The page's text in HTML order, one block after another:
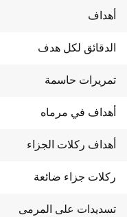
أهداف
الدقائق لكل هدف
تمريرات حاسمة
أهداف في مرماه
أهداف ركلات الجزاء
ركلات جزاء ضائعة
تسديدات على المرمى